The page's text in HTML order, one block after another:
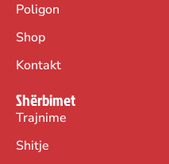
Poligon
Shop
Kontakt
Shërbimet
Trajnime
Shitje